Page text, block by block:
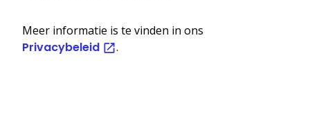
Meer informatie is te vinden in ons
Privacybeleid .